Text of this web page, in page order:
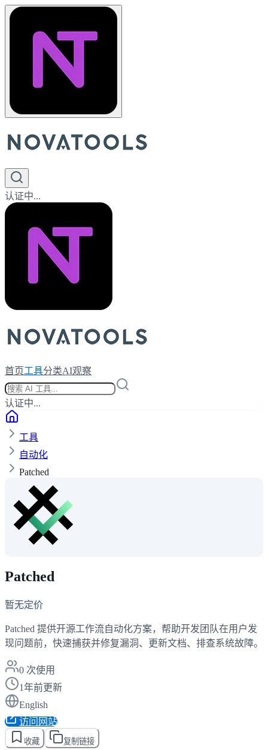
认证中...
首页工具分类AI观察
认证中...
工具
自动化
Patched
Patched
暂无定价
Patched 提供开源工作流自动化方案，帮助开发团队在用户发
现问题前，快速捕获并修复漏洞、更新文档、排查系统故障。
0 次使用
1年前更新
English
访问网站
收藏 复制链接